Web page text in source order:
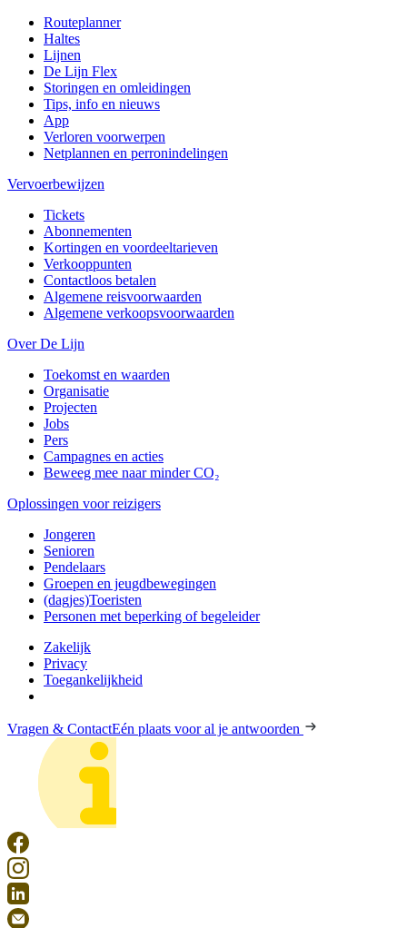
Routeplanner
Haltes
Lijnen
De Lijn Flex
Storingen en omleidingen
Tips, info en nieuws
App
Verloren voorwerpen
Netplannen en perronindelingen
Vervoerbewijzen
Tickets
Abonnementen
Kortingen en voordeeltarieven
Verkooppunten
Contactloos betalen
Algemene reisvoorwaarden
Algemene verkoopsvoorwaarden
Over De Lijn
Toekomst en waarden
Organisatie
Projecten
Jobs
Pers
Campagnes en acties
Beweeg mee naar minder CO₂
Oplossingen voor reizigers
Jongeren
Senioren
Pendelaars
Groepen en jeugdbewegingen
(dagjes)Toeristen
Personen met beperking of begeleider
Zakelijk
Privacy
Toegankelijkheid
Vragen & ContactEén plaats voor al je antwoorden